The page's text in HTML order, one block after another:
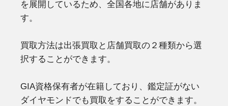
を展開しているため、全国各地に店舗がありま
す。
買取方法は出張買取と店舗買取の２種類から選
択することができます。
GIA資格保有者が在籍しており、鑑定証がない
ダイヤモンドでも買取をすることができます。